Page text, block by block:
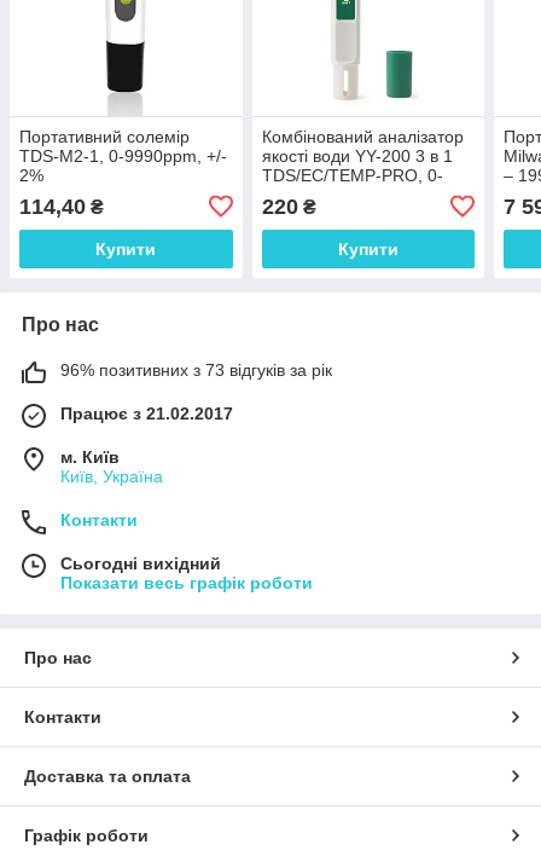
Портативний солемір
TDS-M2-1, 0-9990ppm, +/-
2%
114,40 ₴
Купити
Комбінований аналізатор
якості води YY-200 3 в 1
TDS/EC/TEMP-PRO, 0-
9990ppm, 0-9990uS/cm,
+/- 2%
220₴
Купити
–
7
Про нас
96% позитивних з 73 відгуків за рік
Працює з 21.02.2017
м. Київ
Київ, Україна
Контакти
Сьогодні вихідний
Показати весь графік роботи
Про нас
Контакти
Доставка та оплата
Графік роботи